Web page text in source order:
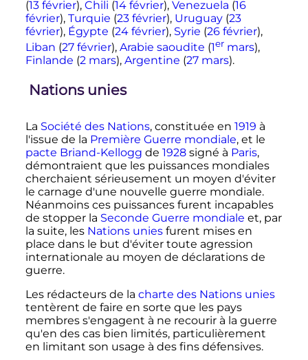
(13 février), Chili (14 février), Venezuela (16
février), Turquie (23 février), Uruguay(23
février), Égypte (24 février), Syrie (26 février),
Liban (27 février), Arabie saoudite (1er mars),
Finlande (2 mars), Argentine (27 mars).
Nations unies
La Société des Nations, constituée en 1919 à
l'issue de la Première Guerre mondiale, et le
pacte Briand-Kellogg de 1928signé à Paris,
démontraient que les puissances mondiales
cherchaient sérieusement un moyen d'éviter
le carnage d'une nouvelle guerre mondiale.
Néanmoins ces puissances furent incapables
de stopper la Seconde Guerre mondiale et, par
la suite, les Nations uniesfurent mises en
place dans le but d'éviter toute agression
internationale au moyen de déclarations de
guerre.
Les rédacteurs de la charte des Nations unies
tentèrent de faire en sorte que les pays
membres s'engagent à ne recourir à la guerre
qu'en des cas bien limités, particulièrement
en limitant son usage à des fins défensives.